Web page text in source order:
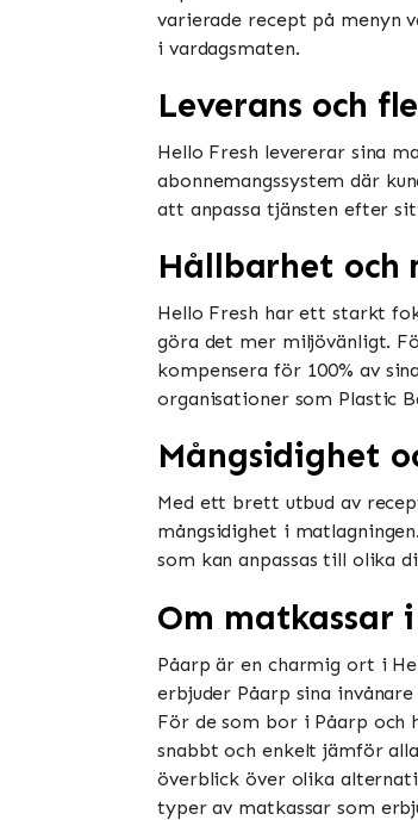
varierade recept på menyn
i vardagsmaten.
Leverans och
Hello Fresh levererar sina
abonnemangssystem där
att anpassa tjänsten efter
Hållbarhet och
Hello Fresh har ett starkt
göra det mer miljövänligt.
kompensera för 100% av
organisationer som Plastic
Mångsidighet
Med ett brett utbud av
mångsidighet i
som kan anpassas till olika
Om matkassar
Påarp är en charmig ort i
erbjuder Påarp sina
För de som bor i Påarp och
snabbt och enkelt jämför
överblick över olika
typer av matkassar som